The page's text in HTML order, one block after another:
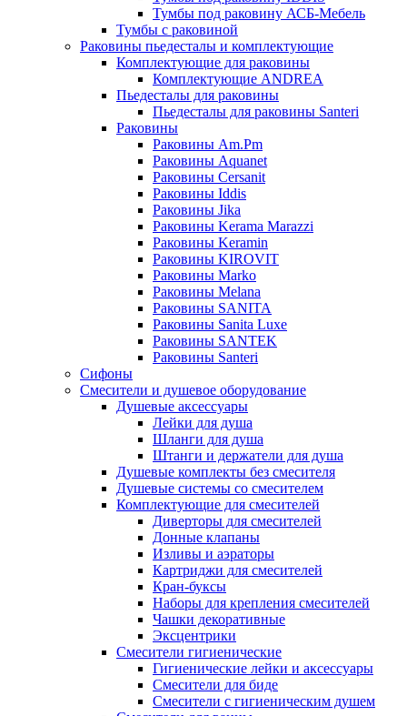
Тумбы под раковину АСБ-Мебель
Тумбы с раковиной
Раковины пьедесталы и комплектующие
Комплектующие для раковины
Комплектующие ANDREA
Пьедесталы для раковины
Пьедесталы для раковины Santeri
Раковины
Раковины Am.Pm
Раковины Aquanet
Раковины Cersanit
Раковины Iddis
Раковины Jika
Раковины Kerama Marazzi
Раковины Keramin
Раковины KIROVIT
Раковины Marko
Раковины Melana
Раковины SANITA
Раковины Sanita Luxe
Раковины SANTEK
Раковины Santeri
Сифоны
Смесители и душевое оборудование
Душевые аксессуары
Лейки для душа
Шланги для душа
Штанги и держатели для душа
Душевые комплекты без смесителя
Душевые системы со смесителем
Комплектующие для смесителей
Диверторы для смесителей
Донные клапаны
Изливы и аэраторы
Картриджи для смесителей
Кран-буксы
Наборы для крепления смесителей
Чашки декоративные
Эксцентрики
Смесители гигиенические
Гигиенические лейки и аксессуары
Смесители для биде
Смесители с гигиеническим душем